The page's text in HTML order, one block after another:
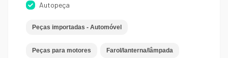
Autopeça
Peças importadas - Automóvel
Peças para motores Farol/lanterna/lâmpada